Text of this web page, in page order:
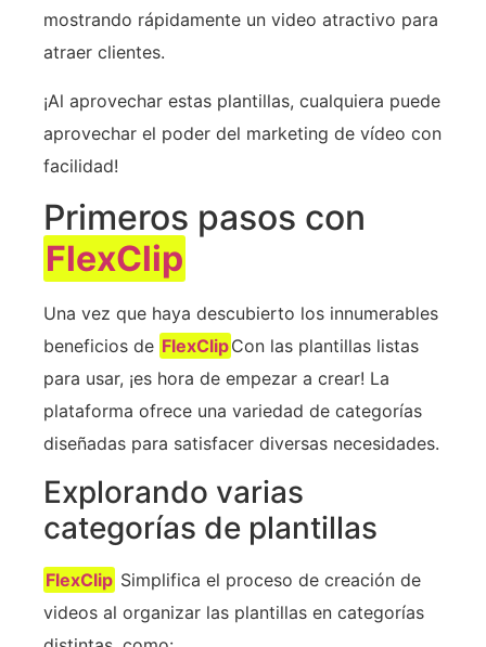
mostrando rápidamente un video atractivo para
atraer clientes.
¡Al aprovechar estas plantillas, cualquiera puede
aprovechar el poder del marketing de vídeo con
facilidad!
Primeros pasos con
FlexClip
Una vez que haya descubierto los innumerables
beneficios de FlexClipCon las plantillas listas
para usar, ¡es hora de empezar a crear! La
plataforma ofrece una variedad de categorías
diseñadas para satisfacer diversas necesidades.
Explorando varias
categorías de plantillas
FlexClip Simplifica el proceso de creación de
videos al organizar las plantillas en categorías